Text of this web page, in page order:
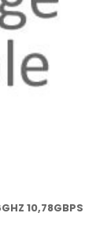
10,78GBPS